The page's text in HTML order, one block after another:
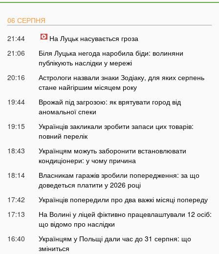
06 СЕРПНЯ
21:44
На Луцьк насувається гроза
21:06
Біля Луцька негода наробила біди: волиняни
публікують наслідки у мережі
20:16
Астрологи назвали знаки Зодіаку, для яких серпень
стане найгіршим місяцем року
19:44
Врожай під загрозою: як врятувати город від
аномальної спеки
19:15
Українців закликали зробити запаси цих товарів:
повний перелік
18:43
Українцям можуть заборонити встановлювати
кондиціонери: у чому причина
18:14
Власникам гаражів зробили попередження: за що
доведеться платити у 2026 році
17:42
Українців попередили про два важкі місяці попереду
17:13
На Волині у ліцей фіктивно працевлаштували 12 осіб:
що відомо про наслідки
16:40
Українцям у Польщі дали час до 31 серпня: що
зміниться